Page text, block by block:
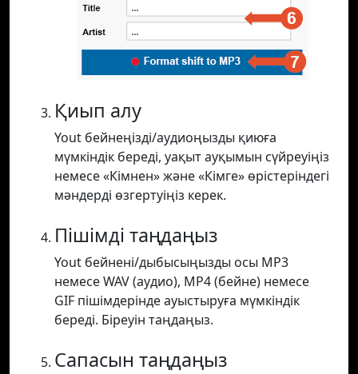
Қиып алу
Yout бейнеңізді/аудиоңызды қиюға
мүмкіндік береді, уақыт ауқымын сүйреуіңіз
немесе «Кімнен» және «Кімге» өрістеріндегі
мәндерді өзгертуіңіз керек.
Пішімді таңдаңыз
Yout бейнені/дыбысыңызды осы MP3
немесе WAV (аудио), MP4 (бейне) немесе
GIF пішімдерінде ауыстыруға мүмкіндік
береді. Біреуін таңдаңыз.
Сапасын таңдаңыз